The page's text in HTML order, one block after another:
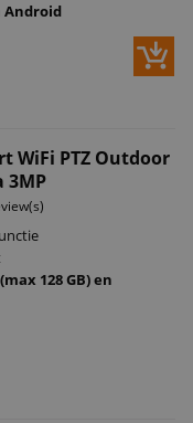
Android
WiFi PTZ Outdoor
3MP
128 GB) en